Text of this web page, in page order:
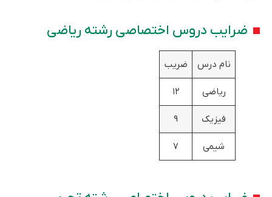
ضرایب دروس اختصاصی رشته ریاضی
نام درس ضریب
ریاضی ۱۲
فیزیک ۹
شیمی ۷